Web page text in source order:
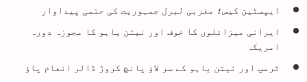
ایپسٹین کیس؛ مغربی لبرل جمہوریت کی حتمی پیداوار
ایرانی میزائلوں کا خوف اور نیتن یاہو کا مجوزہ دورہ
امریکہ
ٹرمپ اور نیتن یاہو کے سر لاؤ پانچ کروڑ ڈالر انعام پاؤ